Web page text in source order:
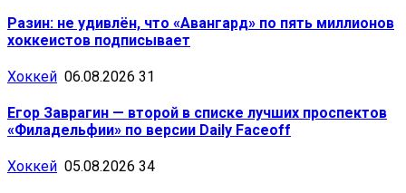
Разин: не удивлён, что «Авангард» по пять миллионов
хоккеистов подписывает
Хоккей 06.08.2026 31
Егор Заврагин — второй в списке лучших проспектов
«Филадельфии» по версии Daily Faceoff
Хоккей 05.08.2026 34